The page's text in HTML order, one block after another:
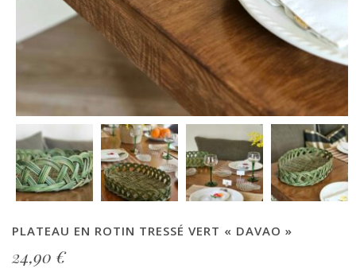
PLATEAU EN ROTIN TRESSÉ VERT « DAVAO »
24,90 €